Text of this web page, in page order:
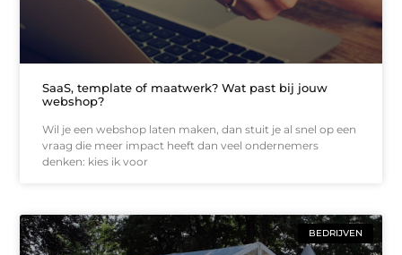
SaaS, template of maatwerk? Wat past bij jouw
webshop?
Wil je een webshop laten maken, dan stuit je al snel op een
vraag die meer impact heeft dan veel ondernemers
denken: kies ik voor
BEDRIJVEN